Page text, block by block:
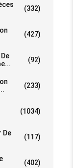
(332)
(427)
(92)
(233)
(1034)
De
(117)
(402)